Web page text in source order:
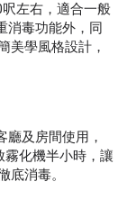
左右，適合一般
消毒功能外，同
美學風格設計，
廳及房間使用，
霧化機半小時，讓
底消毒。